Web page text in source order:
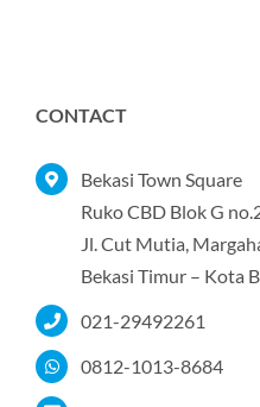
Tentang Kami
Produk
Portofolio
CONTACT
Bekasi Town Square
Ruko CBD Blok G
Jl. Cut Mutia,
Bekasi Timur – Kota
021-29492261
0812-1013-8684